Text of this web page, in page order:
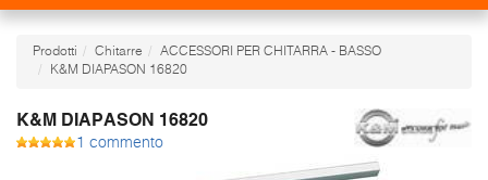
Prodotti Chitarre
ACCESSORI PER CHITARRA - BASSO
K&M DIAPASON 16820
K&M DIAPASON 16820
1 commento